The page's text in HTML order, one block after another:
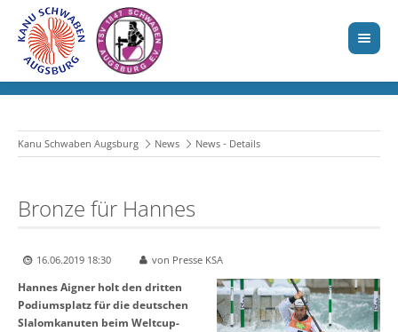
Kanu Schwaben Augsburg News News - Details
Bronze für Hannes
16.06.2019 18:30 von Presse KSA
Hannes Aigner holt den dritten
Podiumsplatz für die deutschen
Slalomkanuten beim Weltcup-